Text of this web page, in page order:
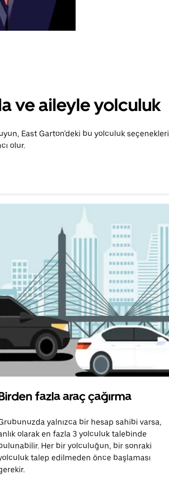
ve aileyle yolculuk
East Garton'deki bu yolculuk seçenekleri
olur.
fazla araç çağırma
yalnızca bir hesap sahibi varsa,
olarak en fazla 3 yolculuk talebinde
Her bir yolculuğun, bir sonraki
talep edilmeden önce başlaması